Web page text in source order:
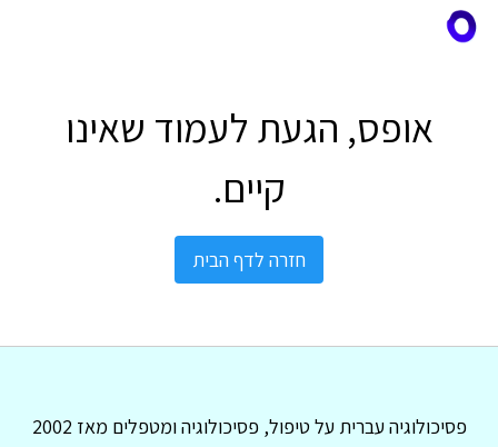
אופס, הגעת לעמוד שאינו
קיים.
חזרה לדף הבית
פסיכולוגיה עברית על טיפול, פסיכולוגיה ומטפלים מאז 2002